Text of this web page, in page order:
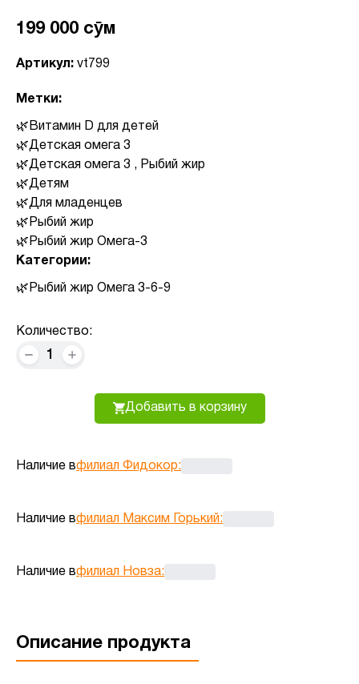
199 000 сӯм
Артикул: vt799
Метки:
Витамин D для детей
Детская омега 3
Детская омега 3 , Рыбий жир
Детям
Для младенцев
Рыбий жир
Рыбий жир Омега-3
Категории:
Рыбий жир Омега 3-6-9
Количество:
1
Добавить в корзину
Наличие вфилиал Фидокор:
Наличие вфилиал Максим Горький:
Наличие вфилиал Новза:
Описание продукта